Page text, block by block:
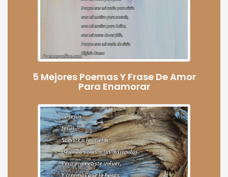
5 Mejores Poemas Y Frase De Amor
Para Enamorar